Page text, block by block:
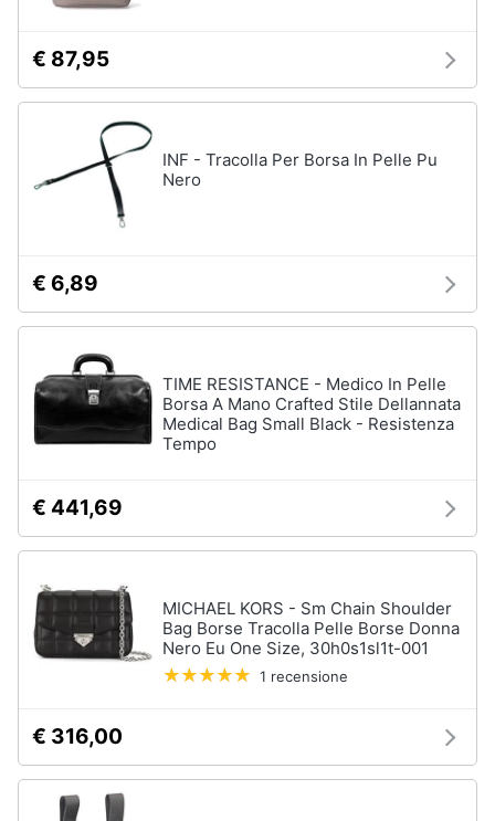
€ 87,95
INF - Tracolla Per Borsa In Pelle Pu
Nero
€ 6,89
TIME RESISTANCE - Medico In Pelle
Borsa A Mano Crafted Stile Dellannata
Medical Bag Small Black - Resistenza
Tempo
€ 441,69
MICHAEL KORS - Sm Chain Shoulder
Bag Borse Tracolla Pelle Borse Donna
Nero Eu One Size, 30h0s1sl1t-001
1 recensione
€ 316,00